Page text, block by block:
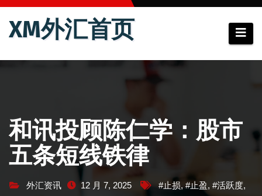
跳
XM外汇首页
和讯投顾陈仁学：股市
五条短线铁律
外汇资讯 12 月 7, 2025 #止损, #止盈, #活跃度,